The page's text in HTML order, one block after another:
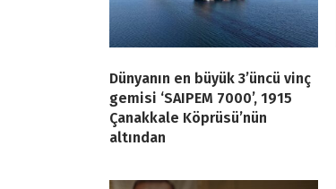
Dünyanın en büyük 3’üncü vinç
gemisi ‘SAIPEM 7000’, 1915
Çanakkale Köprüsü’nün
altından